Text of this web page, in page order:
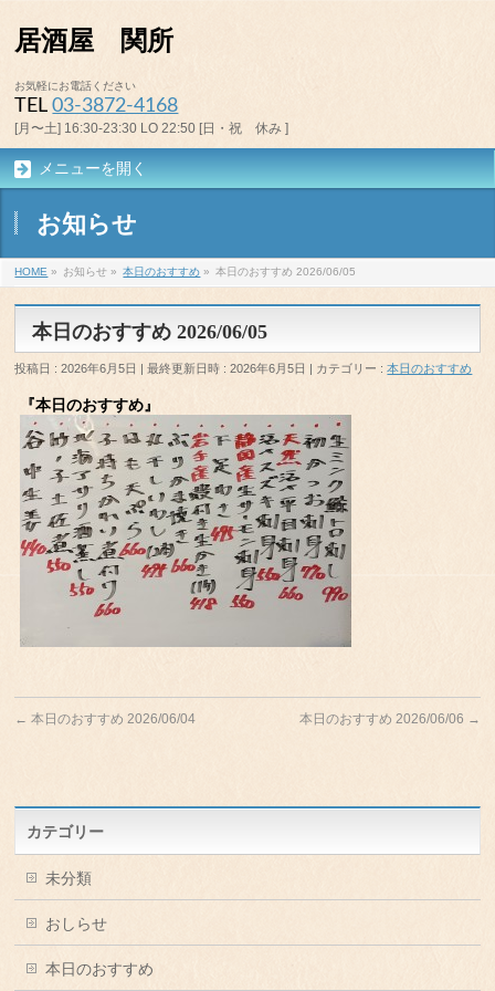
居酒屋 関所
お気軽にお電話ください
TEL03-3872-4168
[月〜土] 16:30-23:30 LO 22:50 [日・祝 休み ]
メニューを開く
お知らせ
HOME » お知らせ » 本日のおすすめ » 本日のおすすめ 2026/06/05
本日のおすすめ 2026/06/05
投稿日 : 2026年6月5日 最終更新日時 : 2026年6月5日 カテゴリー :本日のおすすめ
『本日のおすすめ』
← 本日のおすすめ 2026/06/04 本日のおすすめ 2026/06/06 →
カテゴリー
未分類
おしらせ
本日のおすすめ